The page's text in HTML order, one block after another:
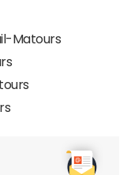
Matours